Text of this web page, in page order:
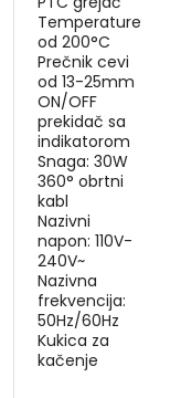
Temperature
od 200°C
Prečnik cevi
od 13-25mm
ON/OFF
prekidač sa
indikatorom
Snaga: 30W
360° obrtni
kabl
Nazivni
napon: 110V-
240V~
Nazivna
frekvencija:
50Hz/60Hz
Kukica za
kačenje